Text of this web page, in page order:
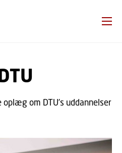
om DTU’s uddannelser